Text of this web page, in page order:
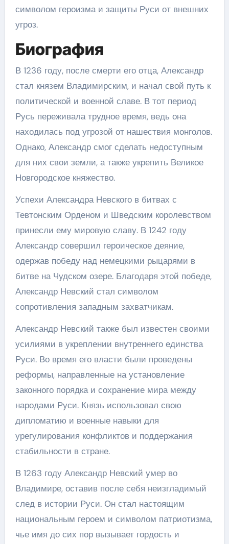
символом героизма и защиты Руси от внешних
угроз.
Биография
В 1236 году, после смерти его отца, Александр
стал князем Владимирским, и начал свой путь к
политической и военной славе. В тот период
Русь переживала трудное время, ведь она
находилась под угрозой от нашествия монголов.
Однако, Александр смог сделать недоступным
для них свои земли, а также укрепить Великое
Новгородское княжество.
Успехи Александра Невского в битвах с
Тевтонским Орденом и Шведским королевством
принесли ему мировую славу. В 1242 году
Александр совершил героическое деяние,
одержав победу над немецкими рыцарями в
битве на Чудском озере. Благодаря этой победе,
Александр Невский стал символом
сопротивления западным захватчикам.
Александр Невский также был известен своими
усилиями в укреплении внутреннего единства
Руси. Во время его власти были проведены
реформы, направленные на установление
законного порядка и сохранение мира между
народами Руси. Князь использовал свою
дипломатию и военные навыки для
урегулирования конфликтов и поддержания
стабильности в стране.
В 1263 году Александр Невский умер во
Владимире, оставив после себя неизгладимый
след в истории Руси. Он стал настоящим
национальным героем и символом патриотизма,
чье имя до сих пор вызывает гордость и